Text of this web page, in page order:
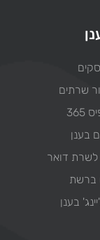
שרתים
בענן
לשרת דואר
ברשת
בענן